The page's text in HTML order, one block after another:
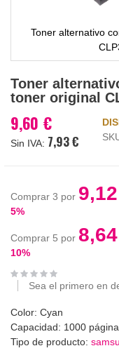
Toner alternativo
al
comienzo
la
galería
Toner
toner original
9,60 €
7,93 €
Comprar 3 por
5%
Comprar 5 por
10%
Sea el primero en
Color: Cyan
Capacidad: 1000
Tipo de producto: